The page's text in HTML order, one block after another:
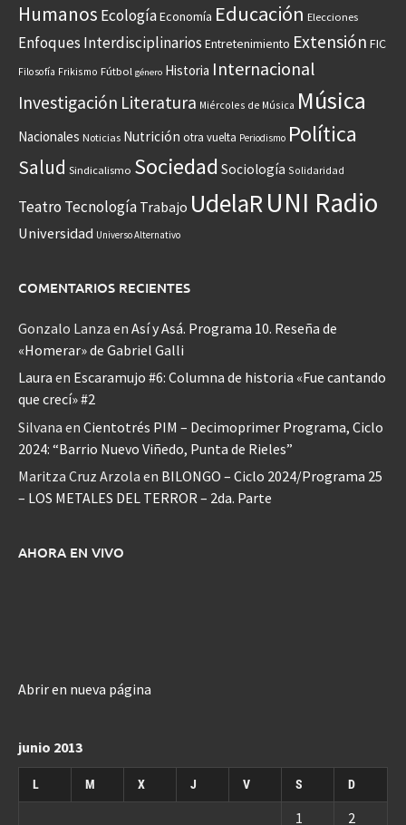
Humanos EcologíaEconomía Educación Elecciones
Enfoques Interdisciplinarios Entretenimiento Extensión FIC
Filosofía Frikismo Fútbol género Historia Internacional
Investigación Literatura Miércoles de Música Música
Nacionales Noticias Nutrición otra vuelta Periodismo Política
Salud Sindicalismo Sociedad Sociología Solidaridad
Teatro Tecnología Trabajo UdelaRUNI Radio
Universidad Universo Alternativo
COMENTARIOS RECIENTES
Gonzalo Lanza en Así y Asá. Programa 10. Reseña de
«Homerar» de Gabriel Galli
Laura en Escaramujo #6: Columna de historia «Fue cantando
que crecí» #2
Silvana en Cientotrés PIM – Decimoprimer Programa, Ciclo
2024: “Barrio Nuevo Viñedo, Punta de Rieles”
Maritza Cruz Arzola en BILONGO – Ciclo 2024/Programa 25
– LOS METALES DEL TERROR – 2da. Parte
AHORA EN VIVO
Abrir en nueva página
junio 2013
L M X J V S D
1 2